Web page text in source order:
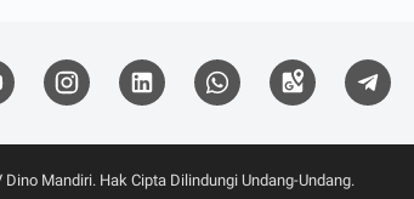
Dino Mandiri. Hak Cipta Dilindungi Undang-Undang.